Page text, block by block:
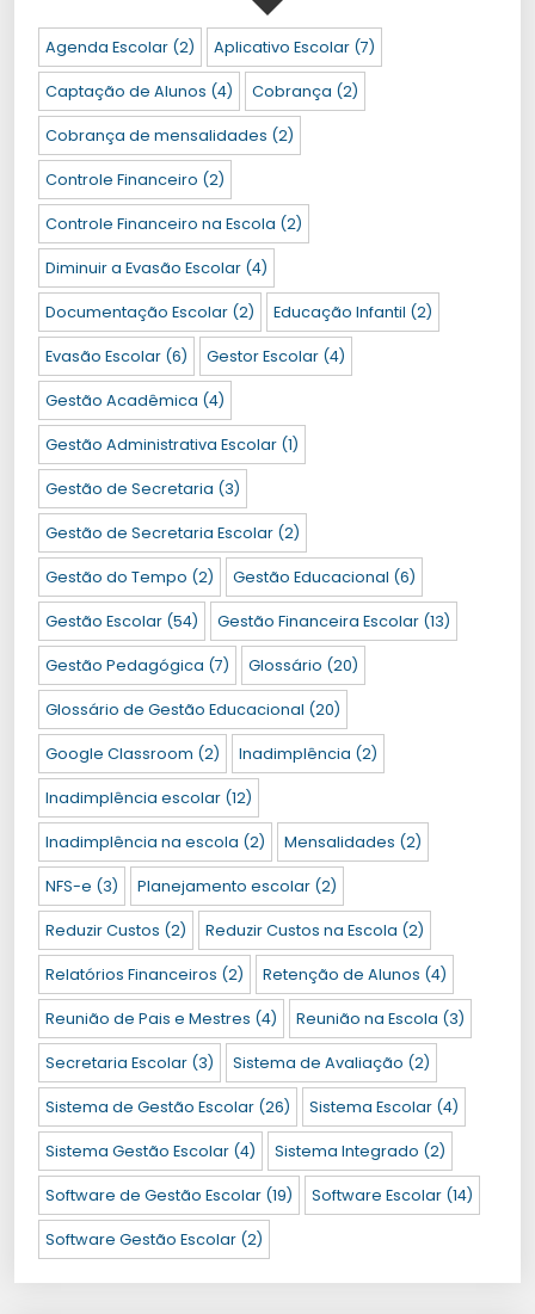
Agenda Escolar (2) Aplicativo Escolar (7)
Captação de Alunos (4) Cobrança (2)
Cobrança de mensalidades (2)
Controle Financeiro (2)
Controle Financeiro na Escola (2)
Diminuir a Evasão Escolar (4)
Documentação Escolar (2) Educação Infantil (2)
Evasão Escolar (6) Gestor Escolar (4)
Gestão Acadêmica (4)
Gestão Administrativa Escolar (1)
Gestão de Secretaria (3)
Gestão de Secretaria Escolar (2)
Gestão do Tempo (2) Gestão Educacional (6)
Gestão Escolar (54) Gestão Financeira Escolar (13)
Gestão Pedagógica (7) Glossário (20)
Glossário de Gestão Educacional (20)
Google Classroom (2) Inadimplência (2)
Inadimplência escolar (12)
Inadimplência na escola (2) Mensalidades (2)
NFS-e (3) Planejamento escolar (2)
Reduzir Custos (2) Reduzir Custos na Escola (2)
Relatórios Financeiros (2) Retenção de Alunos (4)
Reunião de Pais e Mestres (4) Reunião na Escola (3)
Secretaria Escolar (3) Sistema de Avaliação (2)
Sistema de Gestão Escolar (26) Sistema Escolar (4)
Sistema Gestão Escolar (4) Sistema Integrado (2)
Software de Gestão Escolar (19) Software Escolar (14)
Software Gestão Escolar (2)